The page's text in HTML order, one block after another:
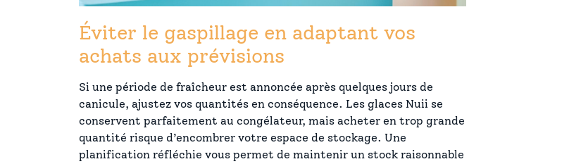
Éviter le gaspillage en adaptant vos
achats aux prévisions
Si une période de fraîcheur est annoncée après quelques jours de
canicule, ajustez vos quantités en conséquence. Les glaces Nuii se
conservent parfaitement au congélateur, mais acheter en trop grande
quantité risque d’encombrer votre espace de stockage. Une
planification réfléchie vous permet de maintenir un stock raisonnable